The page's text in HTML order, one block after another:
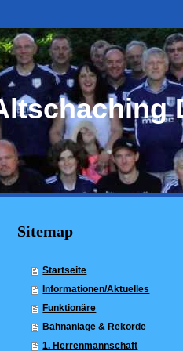
Sitemap
Startseite
Informationen/Aktuelles
Funktionäre
Bahnanlage & Rekorde
1. Herrenmannschaft